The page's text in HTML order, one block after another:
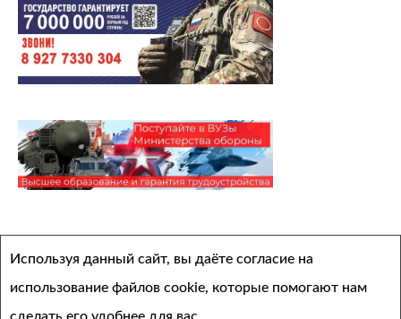
Архивы
Выберите месяц
Используя данный сайт, вы даёте согласие на
использование файлов cookie, которые помогают нам